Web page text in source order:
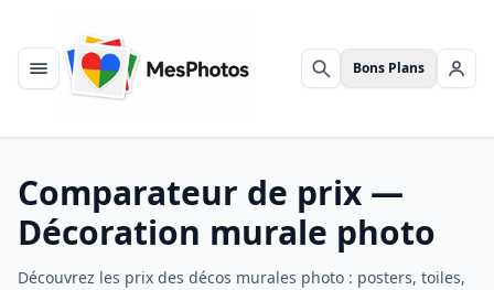
Menu Rechercher
Bons Plans Se
Comparateur de prix —
Décoration murale photo
Découvrez les prix des décos murales photo : posters, toiles,